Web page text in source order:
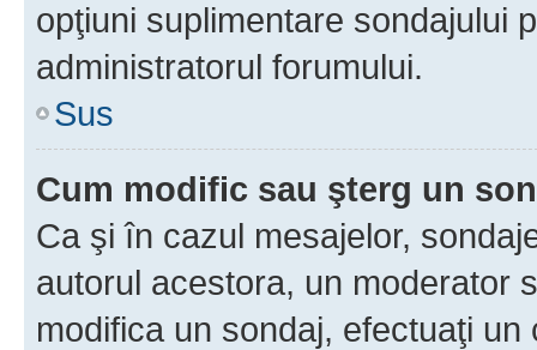
opţiuni suplimentare sondajului
administratorul forumului.
Sus
Cum modific sau şterg un
Ca şi în cazul mesajelor,
autorul acestora, un moderator
modifica un sondaj, efectuaţi